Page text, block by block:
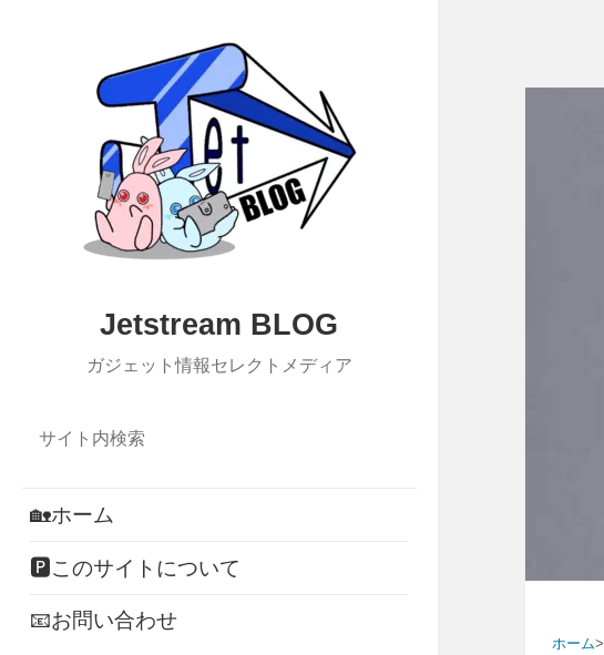
Jetstream BLOG
ガジェット情報セレクトメディア
🏡ホーム
🅿このサイトについて
📧お問い合わせ
ホーム>